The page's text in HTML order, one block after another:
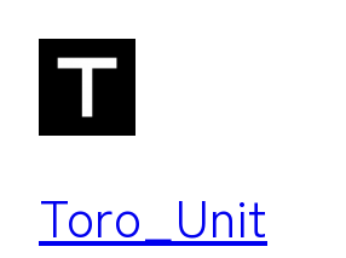
Toro_Unit